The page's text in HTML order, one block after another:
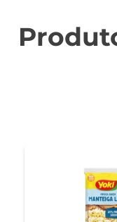
Com uma
assistindo a
A Pipoca
uma opção
consumidor.